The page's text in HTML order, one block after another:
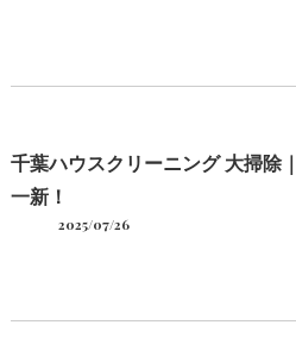
千葉ハウスクリーニング 大掃除
一新！
2025/07/26